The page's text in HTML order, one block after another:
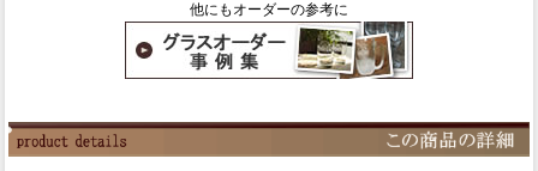
他にもオーダーの参考に